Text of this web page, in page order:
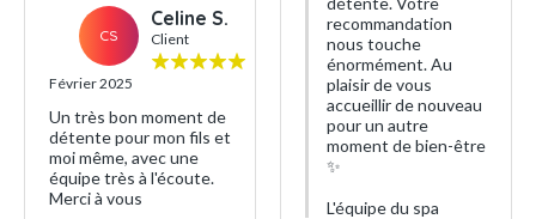
CS
Celine S.
Client
Février 2025
Un très bon moment de
détente pour mon fils et
moi même, avec une
équipe très à l'écoute.
Merci à vous
recommandation
nous touche
énormément. Au
plaisir de vous
accueillir de nouveau
pour un autre
moment de bien-être
✨
L'équipe du spa